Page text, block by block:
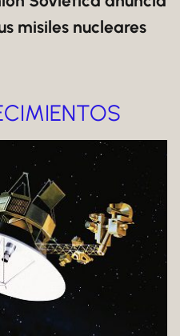
misiles nucleares